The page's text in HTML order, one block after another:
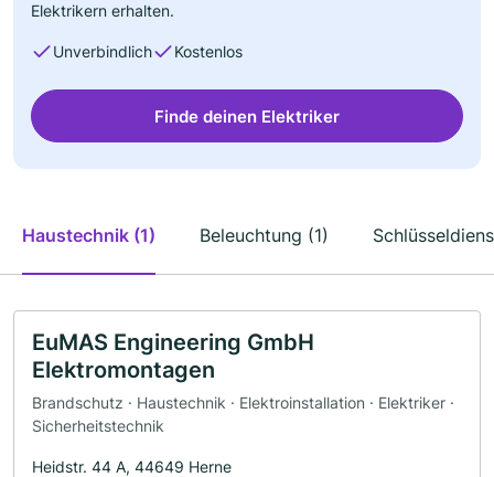
Elektrikern erhalten.
Unverbindlich Kostenlos
Finde deinen Elektriker
Haustechnik (1) Beleuchtung (1)
EuMAS Engineering GmbH
Elektromontagen
Brandschutz · Haustechnik · Elektroinstallation · Elektriker ·
Sicherheitstechnik
Heidstr. 44 A, 44649 Herne